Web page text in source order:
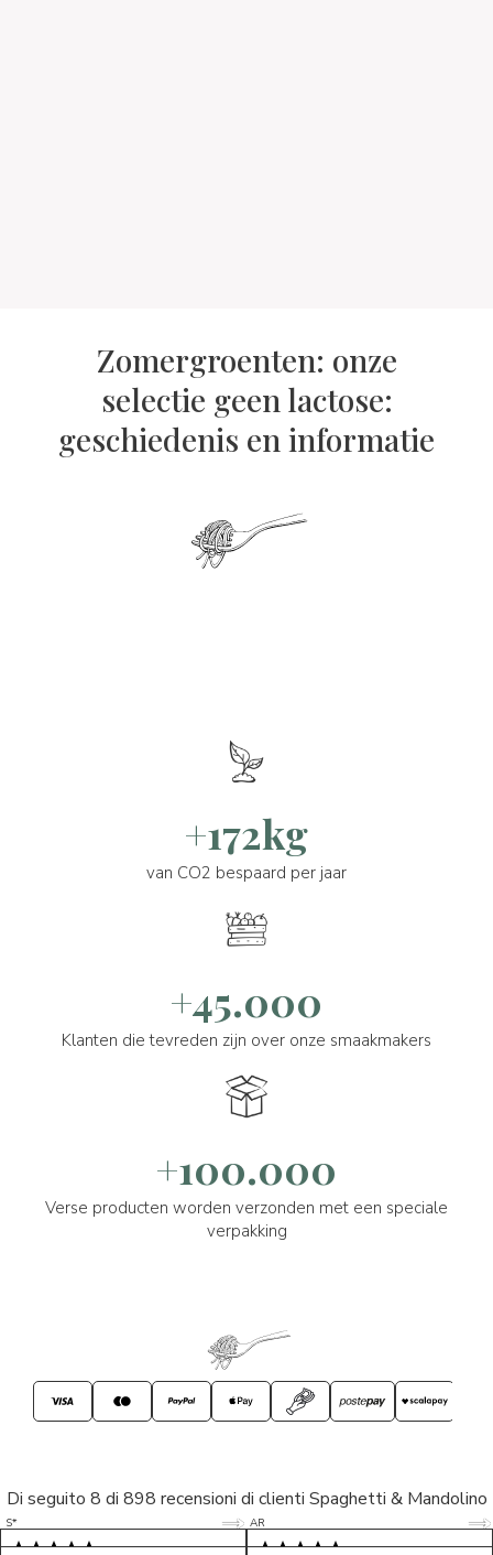
Zomergroenten: onze
selectie geen lactose:
geschiedenis en informatie
+172kg
van CO2 bespaard per jaar
+45.000
Klanten die tevreden zijn over onze smaakmakers
+100.000
Verse producten worden verzonden met een speciale
verpakking
Di seguito 8 di 898 recensioni di clienti Spaghetti & Mandolino
S* 5/5
LP 5/5
AR 5/5
D* 5/5